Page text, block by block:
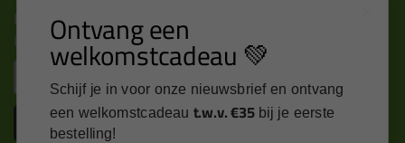
Nieuws, tips en exclusieve deals rechtstreeks in je
inbox
Inschrijven
Ontvang een
welkomstcadeau 💚
Schijf je in voor onze nieuwsbrief en ontvang
een welkomstcadeau t.w.v. €35 bij je eerste
bestelling!